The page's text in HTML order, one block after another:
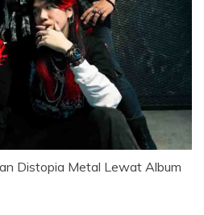
Distopia Metal Lewat Album